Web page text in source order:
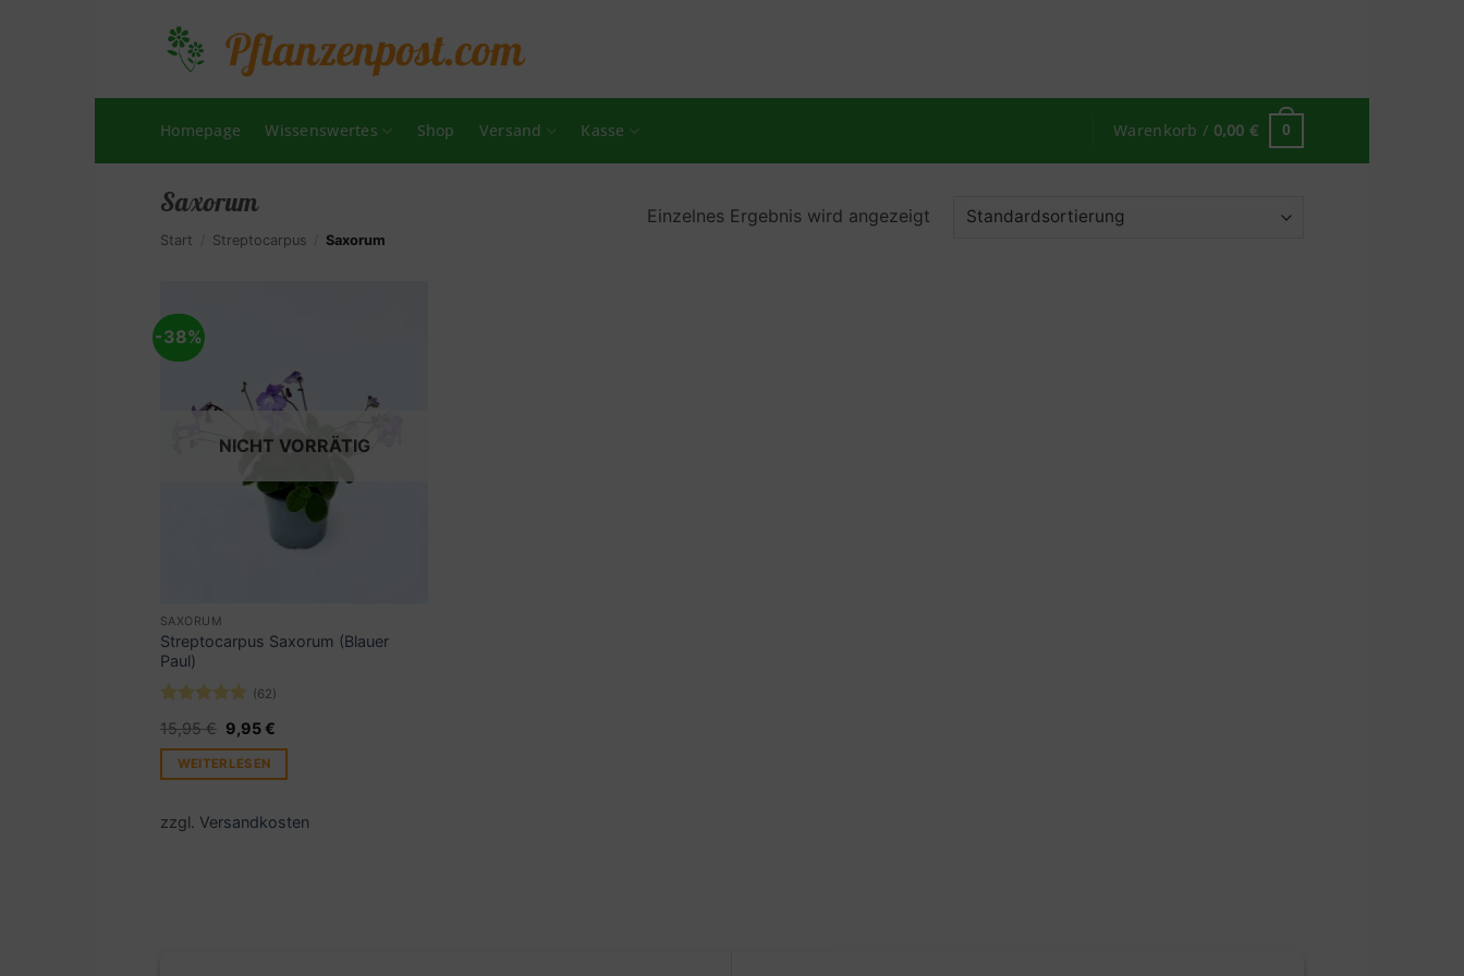
Homepage Wissenswertes Shop Versand Kasse Warenkorb / 0,00€ 0
Saxorum
Start Streptocarpus Saxorum
Einzelnes Ergebnis wird angezeigt
-38%
NICHT VORRÄTIG
SAXORUM
Streptocarpus Saxorum (Blauer
Paul)
Bewertet
mit4.77
von 5
(62)
15,95€ Ursprünglicher
Preis
war:
15,95 €
9,95 €
WEITERLESEN
zzgl. Versandkosten